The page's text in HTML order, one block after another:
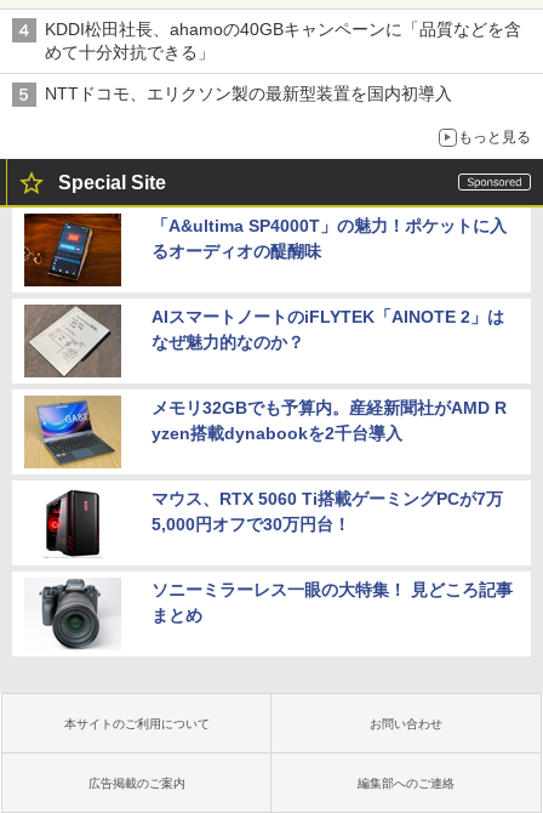
KDDI松田社長、ahamoの40GBキャンペーンに「品質などを含
めて十分対抗できる」
NTTドコモ、エリクソン製の最新型装置を国内初導入
もっと見る
Special Site
「A&ultima SP4000T」の魅力！ポケットに入
るオーディオの醍醐味
AIスマートノートのiFLYTEK「AINOTE 2」は
なぜ魅力的なのか？
メモリ32GBでも予算内。産経新聞社がAMD R
yzen搭載dynabookを2千台導入
マウス、RTX 5060 Ti搭載ゲーミングPCが7万
5,000円オフで30万円台！
ソニーミラーレス一眼の大特集！ 見どころ記事
まとめ
本サイトのご利用について お問い合わせ
広告掲載のご案内 編集部へのご連絡